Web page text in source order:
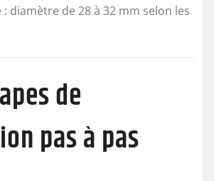
: diamètre de 28 à 32 mm selon les
de
pas à pas